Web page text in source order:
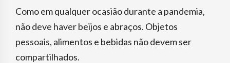
Como em qualquer ocasião durante a pandemia,
não deve haver beijos e abraços. Objetos
pessoais, alimentos e bebidas não devem ser
compartilhados.